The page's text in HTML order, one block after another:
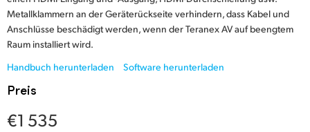
Mexico
New Zealand
Metallklammern an der Geräterückseite verhindern, dass Kabel und
Anschlüsse beschädigt werden, wenn der Teranex AV auf beengtem
Raum installiert wird.
Handbuch herunterladen
Software herunterladen
Preis
€1 535